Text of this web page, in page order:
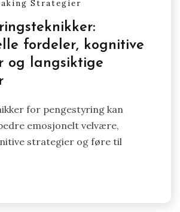
Strategier
fordeler, kognitive
og langsiktige
for pengestyring kan
emosjonelt velvære,
strategier og føre til